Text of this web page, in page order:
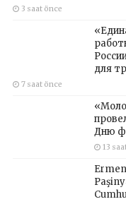
3 saat önce
для
7 saat önce
Дню
13